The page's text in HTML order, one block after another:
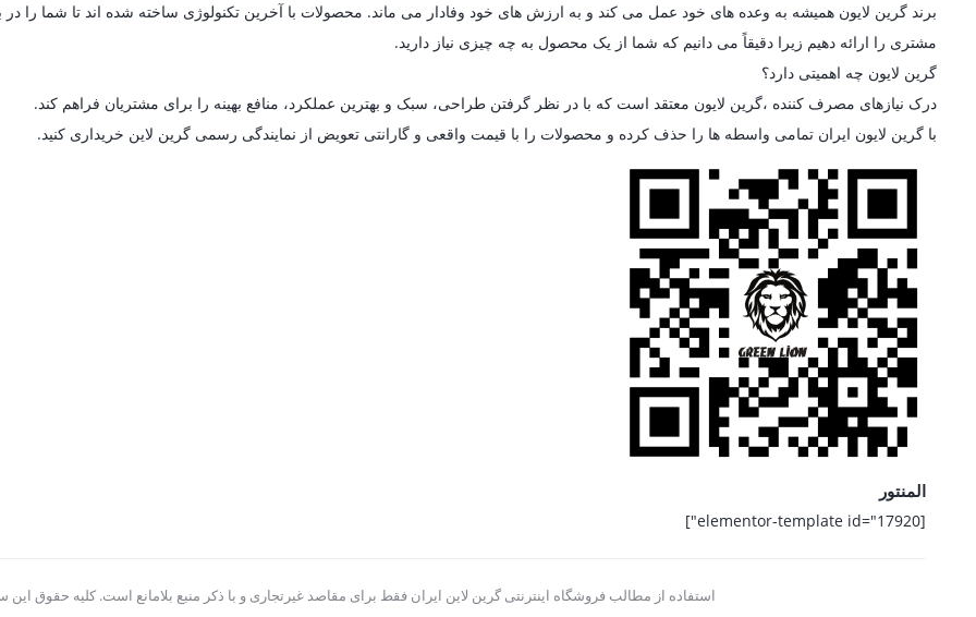
برند گرین لایون همیشه به وعده های خود عمل می کند و به ارزش های خود وفادار می ماند. محصولات با آخرین تکنولوژی ساخته شده اند تا شما را
مشتری را ارائه دهیم زیرا دقیقاً می دانیم که شما از یک محصول به چه چیزی نیاز دارید.
گرین لایون چه اهمیتی دارد؟
درک نیازهای مصرف کننده ،گرین لایون معتقد است که با در نظر گرفتن طراحی، سبک و بهترین عملکرد، منافع بهینه را برای مشتریان فراهم کند.
با گرین لایون ایران تمامی واسطه ها را حذف کرده و محصولات را با قیمت واقعی و گارانتی تعویض از نمایندگی رسمی گرین لاین خریداری کنید.
المنتور
[elementor-template id="17920"]
استفاده از مطالب فروشگاه اینترنتی گرین لاین ایران فقط برای مقاصد غیرتجاری و با ذکر منبع بلامانع است. کلیه حقوق